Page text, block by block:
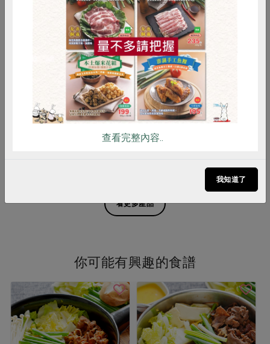
鴨迷食品股份有限公司
義式羅勒半雞(生醃)(鴨迷食
品)-700g
700公克
鴨迷食品股份有限公司
蜜燻鴨肉絲(鴨迷)-100g*2包/
袋
200克(100克*2包/袋)
葷 冷凍
看更多產品
你可能有興趣的食譜
RPET 食譜 減硝酸鹽
雞蛋 食安 共同購買
查看完整內容..
我知道了